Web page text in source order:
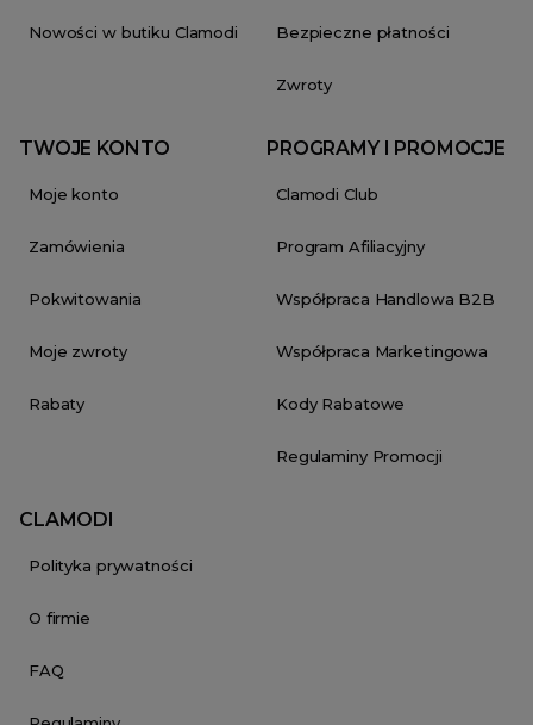
Nowości w butiku Clamodi Bezpieczne płatności
Zwroty
TWOJE KONTO
Moje konto
Zamówienia
Pokwitowania
Moje zwroty
Rabaty
PROGRAMY I PROMOCJE
Clamodi Club
Program Afiliacyjny
Współpraca Handlowa B2B
Współpraca Marketingowa
Kody Rabatowe
Regulaminy Promocji
CLAMODI
Polityka prywatności
O firmie
FAQ